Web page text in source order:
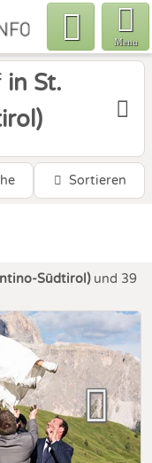
Menu
in St.
Sortieren
Südtirol)und 39